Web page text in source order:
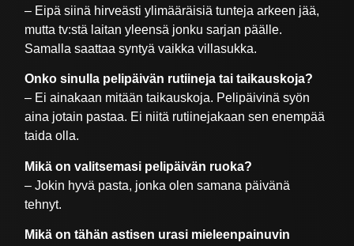
– Eipä siinä hirveästi ylimääräisiä tunteja arkeen jää,
mutta tv:stä laitan yleensä jonku sarjan päälle.
Samalla saattaa syntyä vaikka villasukka.
Onko sinulla pelipäivän rutiineja tai taikauskoja?
– Ei ainakaan mitään taikauskoja. Pelipäivinä syön
aina jotain pastaa. Ei niitä rutiinejakaan sen enempää
taida olla.
Mikä on valitsemasi pelipäivän ruoka?
– Jokin hyvä pasta, jonka olen samana päivänä
tehnyt.
Mikä on tähän astisen urasi mieleenpainuvin